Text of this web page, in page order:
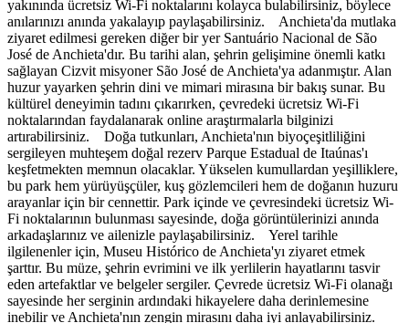
yakınında ücretsiz Wi-Fi noktalarını kolayca bulabilirsiniz, böylece
anılarınızı anında yakalayıp paylaşabilirsiniz. Anchieta'da mutlaka
ziyaret edilmesi gereken diğer bir yer Santuário Nacional de São
José de Anchieta'dır. Bu tarihi alan, şehrin gelişimine önemli katkı
sağlayan Cizvit misyoner São José de Anchieta'ya adanmıştır. Alan
huzur yayarken şehrin dini ve mimari mirasına bir bakış sunar. Bu
kültürel deneyimin tadını çıkarırken, çevredeki ücretsiz Wi-Fi
noktalarından faydalanarak online araştırmalarla bilginizi
artırabilirsiniz. Doğa tutkunları, Anchieta'nın biyoçeşitliliğini
sergileyen muhteşem doğal rezerv Parque Estadual de Itaúnas'ı
keşfetmekten memnun olacaklar. Yükselen kumullardan yeşilliklere,
bu park hem yürüyüşçüler, kuş gözlemcileri hem de doğanın huzuru
arayanlar için bir cennettir. Park içinde ve çevresindeki ücretsiz Wi-
Fi noktalarının bulunması sayesinde, doğa görüntülerinizi anında
arkadaşlarınız ve ailenizle paylaşabilirsiniz. Yerel tarihle
ilgilenenler için, Museu Histórico de Anchieta'yı ziyaret etmek
şarttır. Bu müze, şehrin evrimini ve ilk yerlilerin hayatlarını tasvir
eden artefaktlar ve belgeler sergiler. Çevrede ücretsiz Wi-Fi olanağı
sayesinde her serginin ardındaki hikayelere daha derinlemesine
inebilir ve Anchieta'nın zengin mirasını daha iyi anlayabilirsiniz.